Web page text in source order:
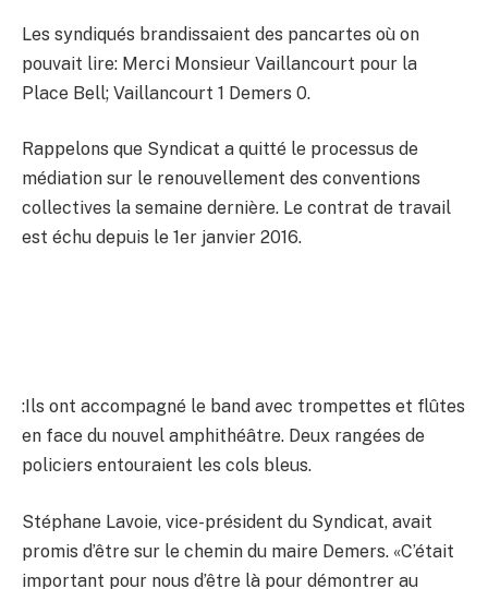
Les syndiqués brandissaient des pancartes où on
pouvait lire: Merci Monsieur Vaillancourt pour la
Place Bell; Vaillancourt 1 Demers 0.
Rappelons que Syndicat a quitté le processus de
médiation sur le renouvellement des conventions
collectives la semaine dernière. Le contrat de travail
est échu depuis le 1er janvier 2016.
:Ils ont accompagné le band avec trompettes et flûtes
en face du nouvel amphithéâtre. Deux rangées de
policiers entouraient les cols bleus.
Stéphane Lavoie, vice-président du Syndicat, avait
promis d’être sur le chemin du maire Demers. «C’était
important pour nous d’être là pour démontrer au